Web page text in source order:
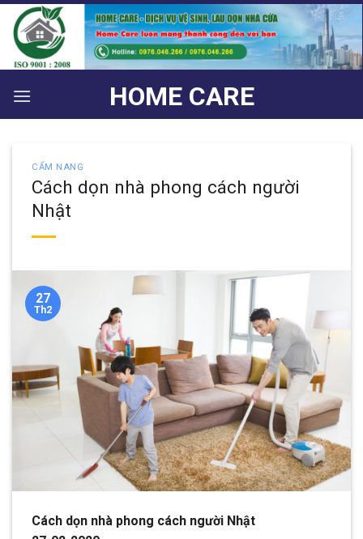
Bỏ
qua
nội
dung
HOME CARE
CẨM NANG
Cách dọn nhà phong cách người
Nhật
27
Th2
Cách dọn nhà phong cách người Nhật